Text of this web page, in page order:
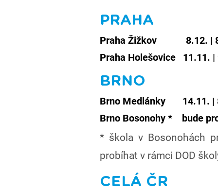
PRAHA
Praha Žižkov 8.12. |
Praha Holešovice 11.11. |
BRNO
Brno Medlánky 14.11. |
Brno Bosonohy * bude
* škola v Bosonohách
probíhat v rámci DOD
CELÁ ČR